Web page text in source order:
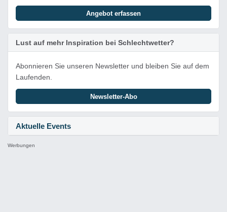
Aktuelle Events
Angebot erfassen
Lust auf mehr Inspiration bei Schlechtwetter?
Abonnieren Sie unseren Newsletter und bleiben Sie auf dem
Laufenden.
Newsletter-Abo
Werbungen